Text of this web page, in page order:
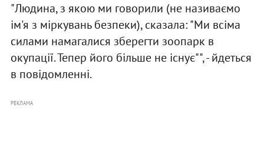
"Людина, з якою ми говорили (не називаємо
ім'я з міркувань безпеки), сказала: "Ми всіма
силами намагалися зберегти зоопарк в
окупації. Тепер його більше не існує"", - йдеться
в повідомленні.
РЕКЛАМА